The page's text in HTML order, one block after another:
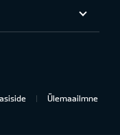
Ülemaailmne